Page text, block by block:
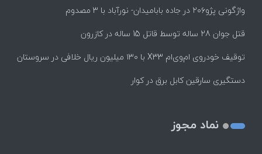
واژگونی پژو۲۰۶ در جاده بابامیدان- نورآباد با ۳ مصدوم
قتل جوان 28 ساله توسط قاتل 15 ساله در کازرون
توقیف خودروی ام‌وی‌ام X33 با ۱۳۰ میلیون ریال خلافی در سروستان
دستگیری سارقین کابل برق در کوار
نماد مجوز